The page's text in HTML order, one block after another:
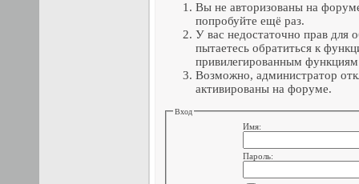
Вы не авторизованы на
попробуйте ещё раз.
У вас недостаточно прав для
пытаетесь обратиться к
привилегированным
Возможно, администратор
активированы на форуме.
Вход
Имя:
Пароль: